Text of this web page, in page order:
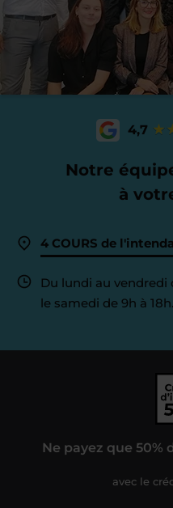
4,7
Notre
à
4 COURS de
Du lundi au vendredi
le samedi de 9h à 18h.
Ne payez que 50%
avec le